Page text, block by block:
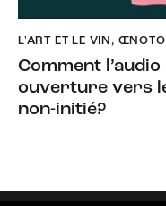
L'ART ET LE VIN ,
Comment
ouverture vers
non-initié?